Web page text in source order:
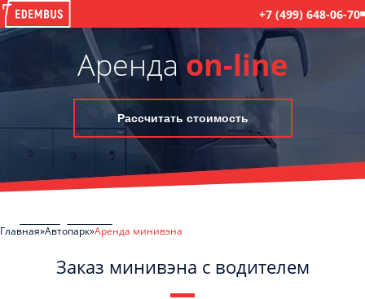
+7 (499) 648-06-70
Аренда on-line
Рассчитать стоимость
Главная Автопарк Аренда минивэна
Заказ минивэна с водителем